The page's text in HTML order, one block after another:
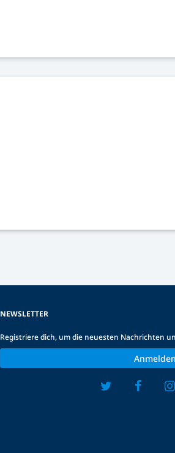
NEWSLETTER
Registriere dich, um die neuesten Nachrichten
Anmelden